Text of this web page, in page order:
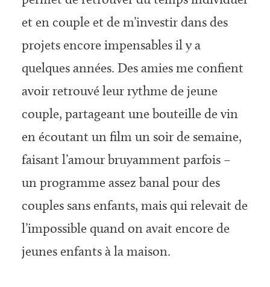
et en couple et de m’investir dans des
projets encore impensables il y a
quelques années. Des amies me confient
avoir retrouvé leur rythme de jeune
couple, partageant une bouteille de vin
en écoutant un film un soir de semaine,
faisant l’amour bruyamment parfois –
un programme assez banal pour des
couples sans enfants, mais qui relevait de
l’impossible quand on avait encore de
jeunes enfants à la maison.